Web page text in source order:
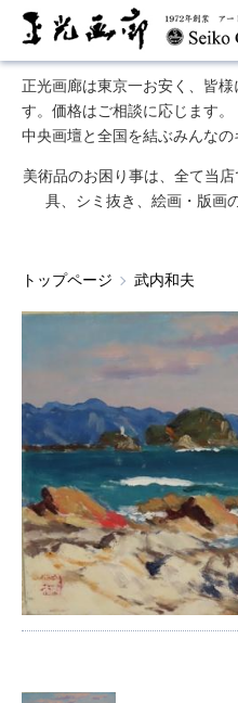
正光画廊は東京一お安く、皆
す。価格はご相談に応じます。
中央画壇と全国を結ぶみんなの
美術品のお困り事は、全て当
具、シミ抜き、絵画・版画
トップページ 武内和夫